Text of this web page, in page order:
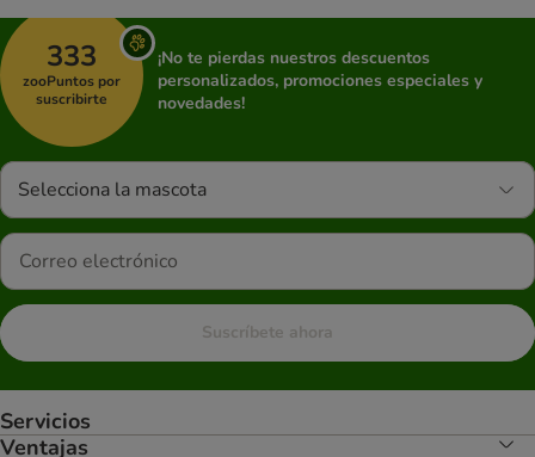
333
zooPuntos por
suscribirte
¡No te pierdas nuestros descuentos
personalizados, promociones especiales y
novedades!
Selecciona la mascota
Suscríbete ahora
Servicios
Ventajas